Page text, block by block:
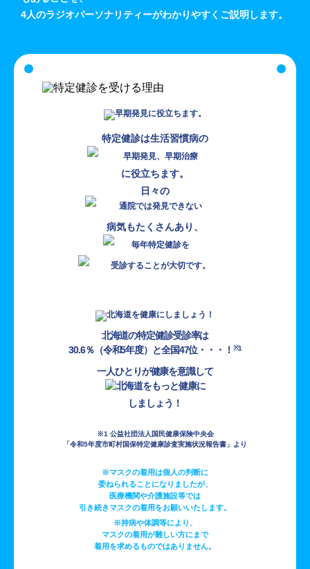
4人のラジオパーソナリティーがわかりやすくご説明します。
特定健診は生活習慣病の
に役立ちます。
日々の
病気もたくさんあり、
北海道の特定健診受診率は
30.6％（令和5年度）と全国47位・・・！ ※1
一人ひとりが健康を意識して
しましょう！
※1 公益社団法人国民健康保険中央会
「令和5年度市町村国保特定健康診査実施状況報告書」より
※マスクの着用は個人の判断に
委ねられることになりましたが、
医療機関や介護施設等では
引き続きマスクの着用をお願いいたします。
※持病や体調等により、
マスクの着用が難しい方にまで
着用を求めるものではありません。